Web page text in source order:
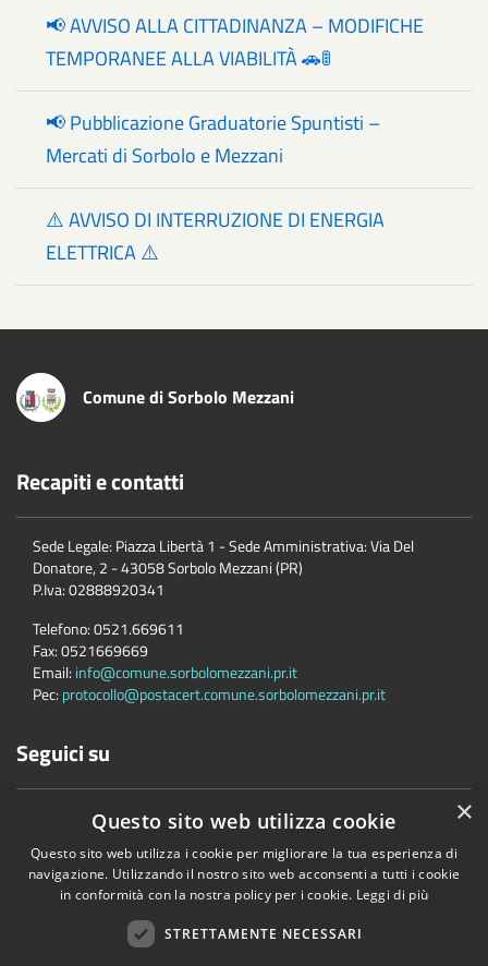
📢 AVVISO ALLA CITTADINANZA – MODIFICHE
TEMPORANEE ALLA VIABILITÀ 🚗🚦
📢 Pubblicazione Graduatorie Spuntisti –
Mercati di Sorbolo e Mezzani
⚠️ AVVISO DI INTERRUZIONE DI ENERGIA
ELETTRICA ⚠️
Comune di Sorbolo Mezzani
Recapiti e contatti
Sede Legale: Piazza Libertà 1 - Sede Amministrativa: Via Del
Donatore, 2 - 43058 Sorbolo Mezzani (PR)
P.Iva:02888920341
Telefono:0521.669611
Fax:0521669669
Email: info@comune.sorbolomezzani.pr.it
Pec: protocollo@postacert.comune.sorbolomezzani.pr.it
Seguici su
Accessibilità
×
Questo sito web utilizza cookie
Questo sito web utilizza i cookie per migliorare la tua esperienza di
navigazione. Utilizzando il nostro sito web acconsenti a tutti i cookie
in conformità con la nostra policy per i cookie. Leggi di più
STRETTAMENTE NECESSARI